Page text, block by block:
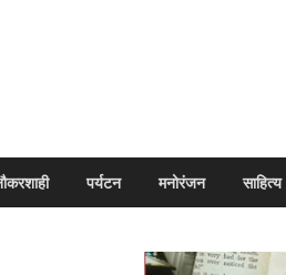
पर्यटन मनोरंजन साहित्य